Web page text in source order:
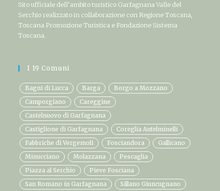
Sito ufficiale dell’ambito turistico Garfagnana Valle del
Serchio realizzato in collaborazione con Regione Toscana,
Toscana Promozione Turistica e Fondazione Sistema
Toscana.
I 19 Comuni
Bagni di Lucca Barga
Borgo a Mozzano
Camporgiano
Careggine
Castelnuovo di Garfagnana
Castiglione di Garfagnana
Coreglia Antelminelli
Fabbriche di Vergemoli
Fosciandora
Gallicano
Minucciano
Molazzana
Pescaglia
Piazza al Serchio
Pieve Fosciana
San Romano in Garfagnana
Sillano Giuncugnano